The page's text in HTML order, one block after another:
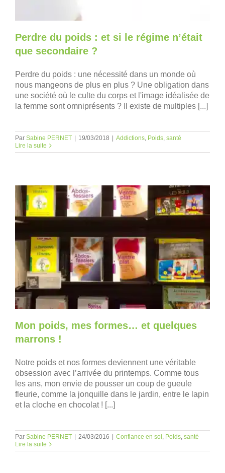
Perdre du poids : et si le régime n’était
que secondaire ?
Perdre du poids : une nécessité dans un monde où
nous mangeons de plus en plus ? Une obligation dans
une société où le culte du corps et l'image idéalisée de
la femme sont omniprésents ? Il existe de multiples [...]
Par Sabine PERNET 19/03/2018 Addictions, Poids, santé
Lire la suite
Mon poids, mes formes… et quelques
marrons !
Notre poids et nos formes deviennent une véritable
obsession avec l’arrivée du printemps. Comme tous
les ans, mon envie de pousser un coup de gueule
fleurie, comme la jonquille dans le jardin, entre le lapin
et la cloche en chocolat ! [...]
Par Sabine PERNET 24/03/2016 Confiance en soi, Poids, santé
Lire la suite